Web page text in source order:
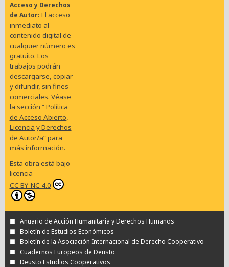
Acceso y Derechos
de Autor El acceso
inmediato al
contenido digital de
cualquier número es
gratuito. Los
trabajos podrán
descargarse, copiar
y difundir, sin fines
comerciales. Véase
la sección “Política
de Acceso Abierto,
Licencia y Derechos
de Autor/a” para
más información.
Esta obra está bajo
licencia
CC BY-NC 4.0
Anuario de Acción Humanitaria y Derechos Humanos
Boletín de Estudios Económicos
Boletín de la Asociación Internacional de Derecho Cooperativo
Cuadernos Europeos de Deusto
Deusto Estudios Cooperativos